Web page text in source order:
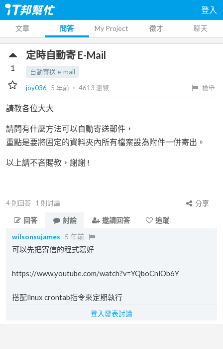
登入
文章 問答 My Project 徵才 聊天
定時自動寄 E-Mail
自動寄送 e-mail
joy036
5 年前 ‧ 4613 瀏覽 檢舉
1
請教各位大大
請問有什麼方法可以自動寄送郵件，
重點是要將固定的資料夾內所有檔案設為附件一併寄出。
以上請不吝賜教，謝謝 !
4 則回答 1 則討論
分享
回答
討論 邀請回答
追蹤
wilsonsujames
5 年前
可以先把寄信的程式寫好
https://www.youtube.com/watch?v=YQboCnlOb6Y
搭配linux crontab指令來定期執行
登入發表討論